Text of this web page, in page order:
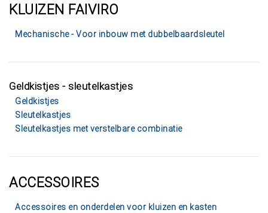
KLUIZEN FAIVIRO
Mechanische - Voor inbouw met dubbelbaardsleutel
Geldkistjes - sleutelkastjes
Geldkistjes
Sleutelkastjes
Sleutelkastjes met verstelbare combinatie
ACCESSOIRES
Accessoires en onderdelen voor kluizen en kasten